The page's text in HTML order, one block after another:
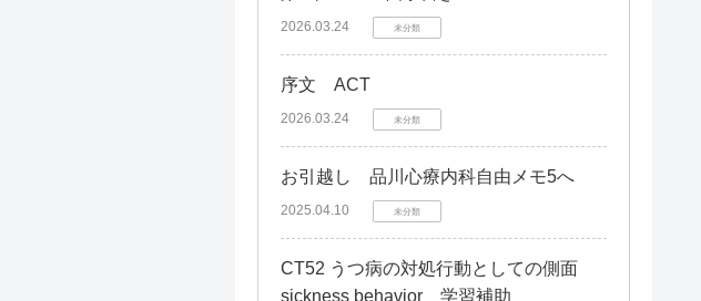
2026.03.24 未分類
序文 ACT
2026.03.24 未分類
お引越し 品川心療内科自由メモ5へ
2025.04.10 未分類
CT52 うつ病の対処行動としての側面
sickness behavior 学習補助